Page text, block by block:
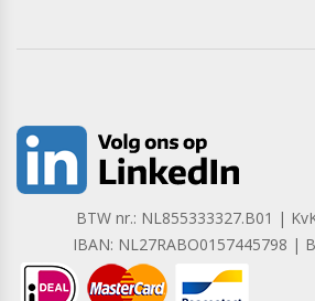
BTW nr.: NL855333327.B01 |
IBAN: NL27RABO0157445798 |